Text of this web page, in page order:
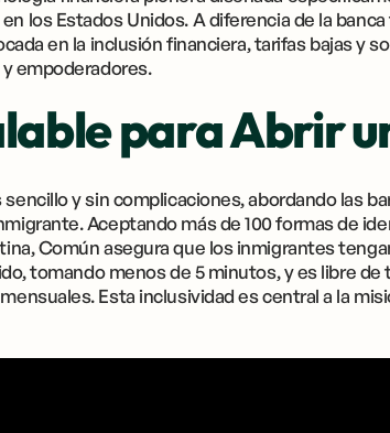
los Estados Unidos. A diferencia de la
en la inclusión financiera, tarifas bajas y
empoderadores.
para Abrir
y sin complicaciones, abordando las
Aceptando más de 100 formas de
Común asegura que los inmigrantes
tomando menos de 5 minutos, y es libre
Esta inclusividad es central a la